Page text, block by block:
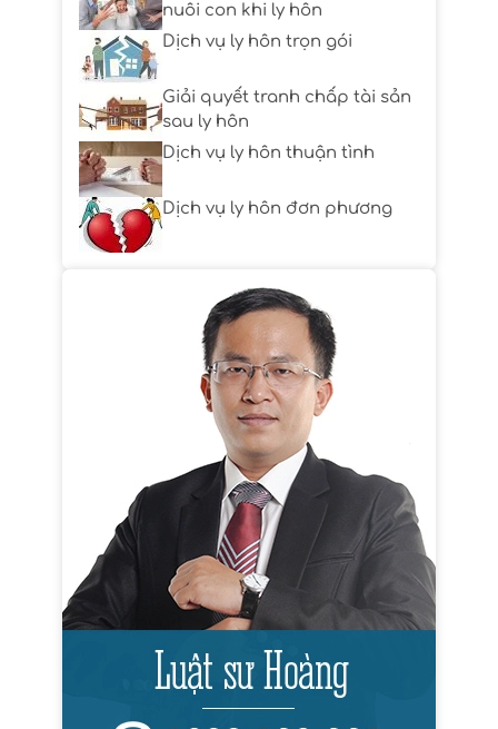
nuôi con khi ly hôn
Dịch vụ ly hôn trọn gói
Giải quyết tranh chấp tài sản
sau ly hôn
Dịch vụ ly hôn thuận tình
Dịch vụ ly hôn đơn phương